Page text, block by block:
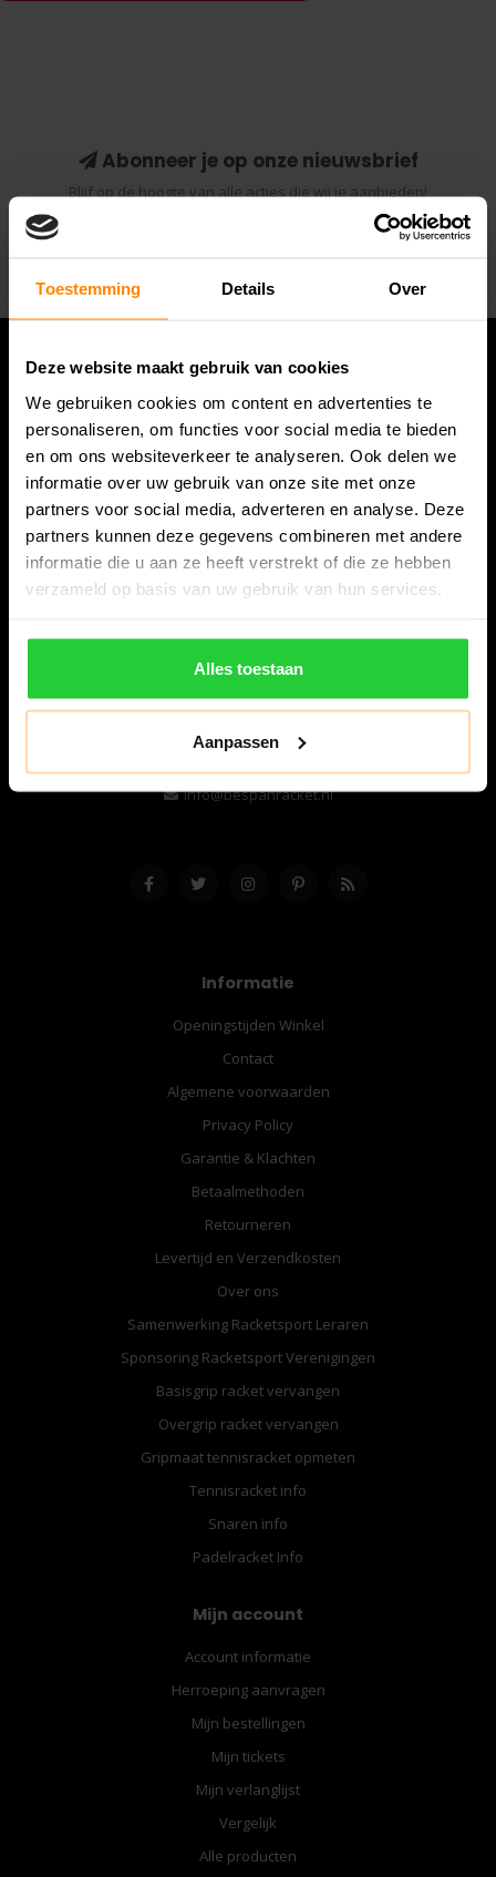
Toestemming Details Over
Deze website maakt gebruik van cookies
We gebruiken cookies om content en advertenties te
personaliseren, om functies voor social media te bieden
en om ons websiteverkeer te analyseren. Ook delen we
informatie over uw gebruik van onze site met onze
partners voor social media, adverteren en analyse. Deze
partners kunnen deze gegevens combineren met andere
informatie die u aan ze heeft verstrekt of die ze hebben
verzameld op basis van uw gebruik van hun services.
Alles toestaan
Aanpassen
Abonneer je op onze nieuwsbrief
Blijf op de hoogte van alle acties die wij je aanbieden!
Abonneer
Bespanracket.nl is dé racketspecialist van Lelystad en
omstreken.
Snijdersstraat 6
8224 AA Lelystad
Nederland
06-57276080
info@bespanracket.nl
Informatie
Openingstijden Winkel
Contact
Algemene voorwaarden
Privacy Policy
Garantie & Klachten
Betaalmethoden
Retourneren
Levertijd en Verzendkosten
Over ons
Samenwerking Racketsport Leraren
Sponsoring Racketsport Verenigingen
Basisgrip racket vervangen
Overgrip racket vervangen
Gripmaat tennisracket opmeten
Tennisracket info
Snaren info
Padelracket Info
Mijn account
Account informatie
Herroeping aanvragen
Mijn bestellingen
Mijn tickets
Mijn verlanglijst
Vergelijk
Alle producten